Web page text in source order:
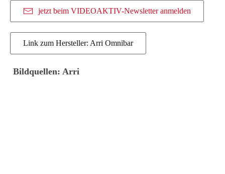
jetzt beim VIDEOAKTIV-Newsletter anmelden
Link zum Hersteller: Arri Omnibar
Bildquellen: Arri